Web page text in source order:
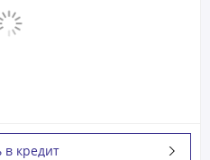
в кредит